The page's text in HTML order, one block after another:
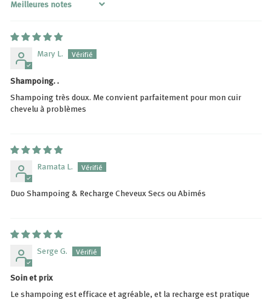
Sort by
Mary L.
Shampoing. .
Shampoing très doux. Me convient parfaitement pour mon cuir
chevelu à problèmes
Ramata L.
Duo Shampoing & Recharge Cheveux Secs ou Abimés
Serge G.
Soin et prix
Le shampoing est efficace et agréable, et la recharge est pratique